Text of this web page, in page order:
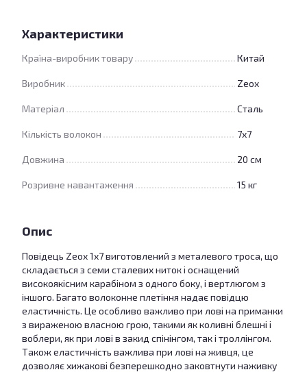
Характеристики
Країна-виробник товару Китай
Виробник Zeox
Матеріал Сталь
Кількість волокон 7х7
Довжина 20 см
Розривне навантаження 15 кг
Опис
Повідець Zeox 1х7 виготовлений з металевого троса, що
складається з семи сталевих ниток і оснащений
високоякісним карабіном з одного боку, і вертлюгом з
іншого. Багато волоконне плетіння надає повідцю
еластичність. Це особливо важливо при лові на приманки
з вираженою власною грою, такими як коливні блешні і
воблери, як при лові в закид спінінгом, так і троллінгом.
Також еластичність важлива при лові на живця, це
дозволяє хижакові безперешкодно заковтнути наживку